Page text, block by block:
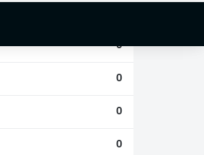
0
0
0
0